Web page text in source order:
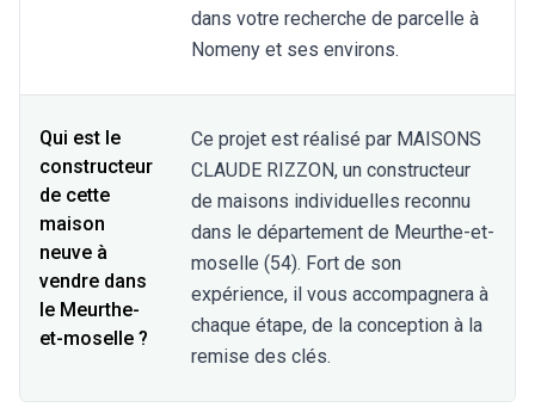
dans votre recherche de parcelle à
Nomeny et ses environs.
Qui est le
constructeur
de cette
maison
neuve à
vendre dans
le Meurthe-
et-moselle ?
Ce projet est réalisé par MAISONS
CLAUDE RIZZON, un constructeur
de maisons individuelles reconnu
dans le département de Meurthe-et-
moselle (54). Fort de son
expérience, il vous accompagnera à
chaque étape, de la conception à la
remise des clés.